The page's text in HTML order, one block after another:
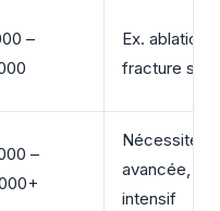
–
Ex. ablation
fracture
–
Nécessite
avancée,
intensif